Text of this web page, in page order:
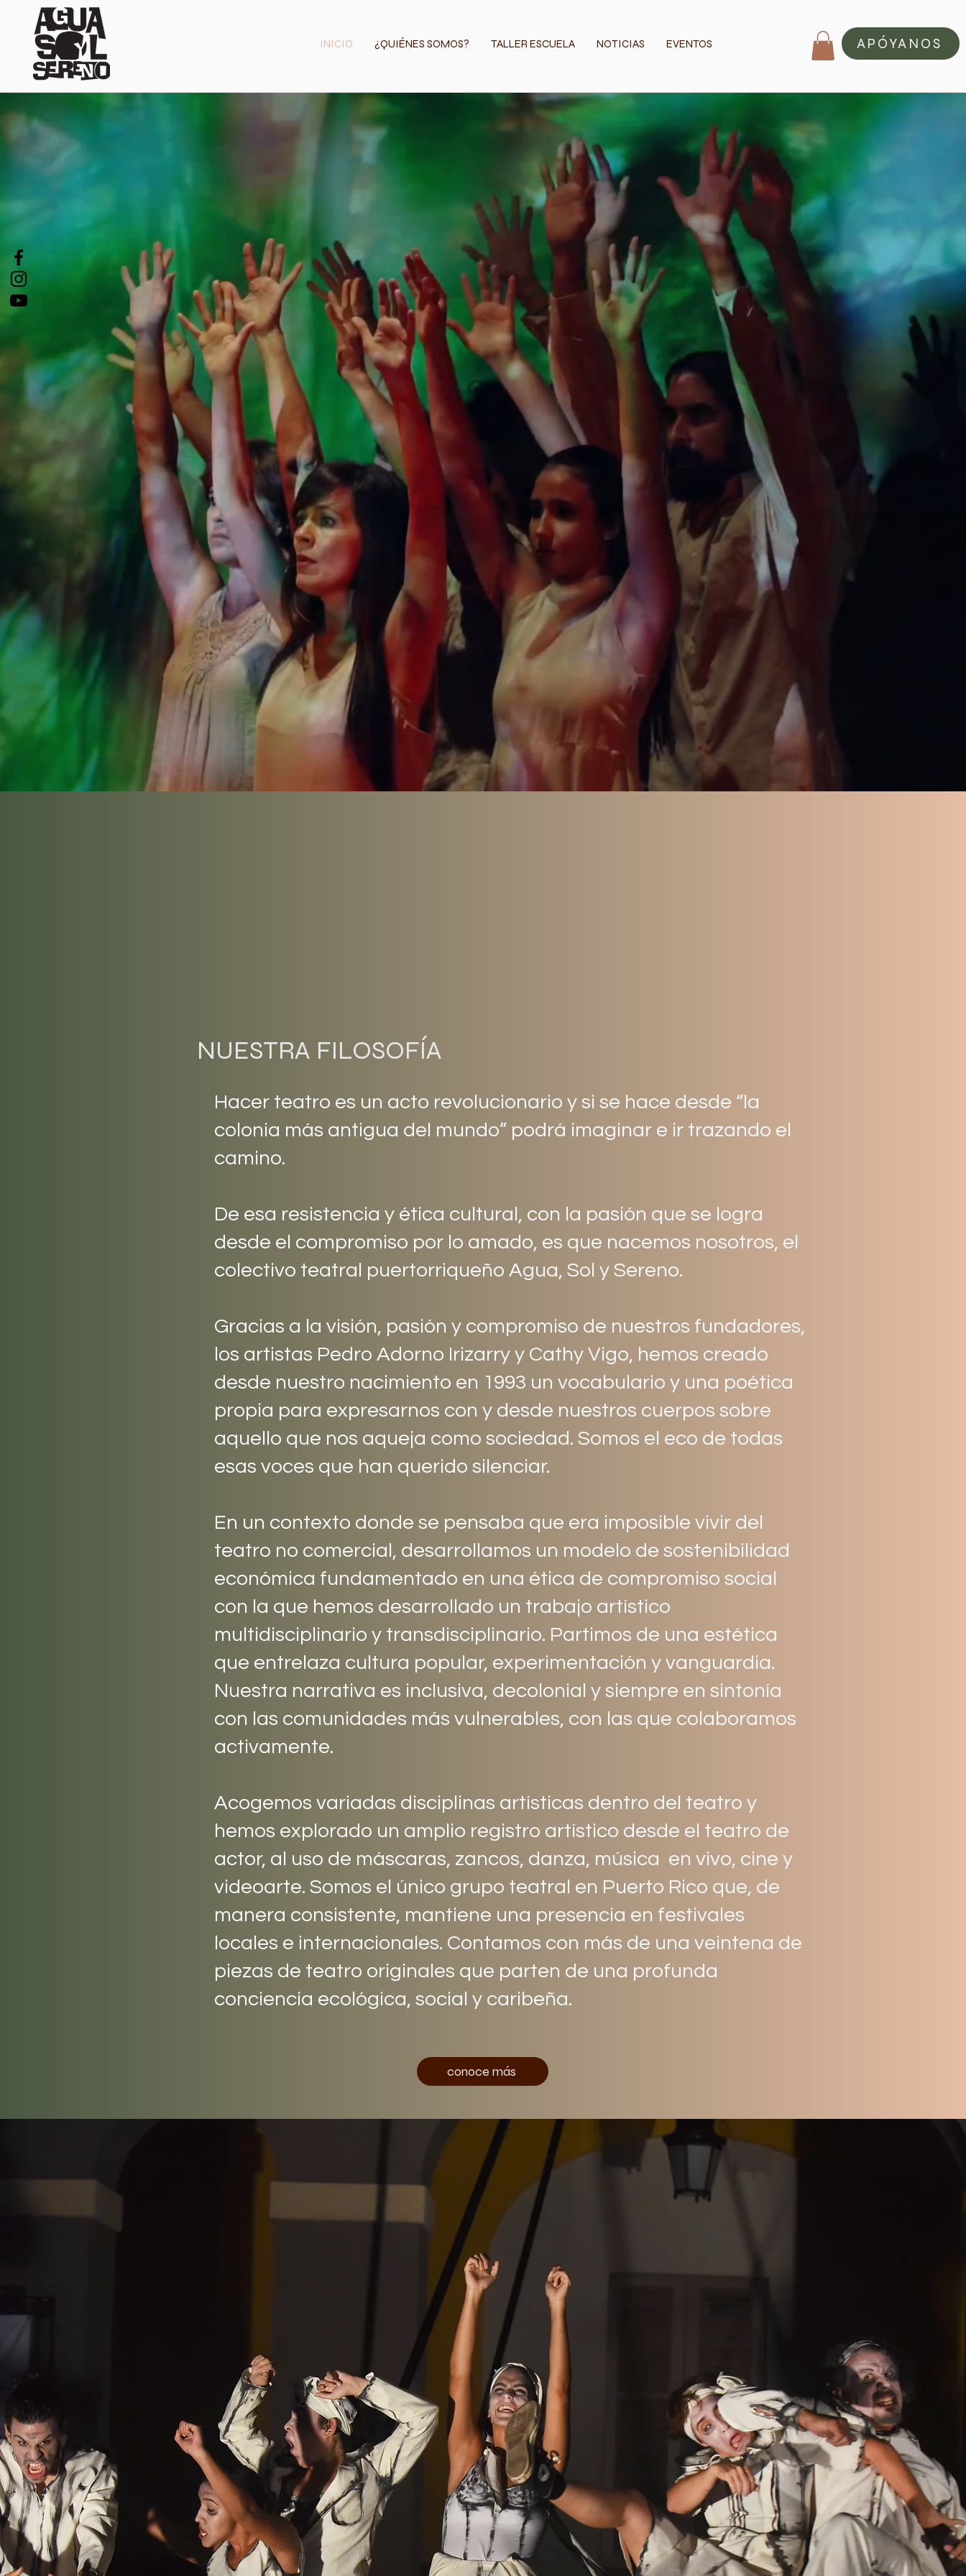
INICIO ¿QUIÉNES SOMOS? TALLER ESCUELA NOTICIAS EVENTOS APÓYANOS
NUESTRA FILOSOFÍA
Hacer teatro es un acto revolucionario y si se hace desde “la
colonia más antigua del mundo” podrá imaginar e ir trazando el
camino.
De esa resistencia y ética cultural, con la pasión que se logra
desde el compromiso por lo amado, es que nacemos nosotros, el
colectivo teatral puertorriqueño Agua, Sol y Sereno.
Gracias a la visión, pasión y compromiso de nuestros fundadores,
los artistas Pedro Adorno Irizarry y Cathy Vigo, hemos creado
desde nuestro nacimiento en 1993 un vocabulario y una poética
propia para expresarnos con y desde nuestros cuerpos sobre
aquello que nos aqueja como sociedad. Somos el eco de todas
esas voces que han querido silenciar.
En un contexto donde se pensaba que era imposible vivir del
teatro no comercial, desarrollamos un modelo de sostenibilidad
económica fundamentado en una ética de compromiso social
con la que hemos desarrollado un trabajo artístico
multidisciplinario y transdisciplinario. Partimos de una estética
que entrelaza cultura popular, experimentación y vanguardia.
Nuestra narrativa es inclusiva, decolonial y siempre en sintonía
con las comunidades más vulnerables, con las que colaboramos
activamente.
Acogemos variadas disciplinas artísticas dentro del teatro y
hemos explorado un amplio registro artístico desde el teatro de
actor, al uso de máscaras, zancos, danza, música en vivo, cine y
videoarte. Somos el único grupo teatral en Puerto Rico que, de
manera consistente, mantiene una presencia en festivales
locales e internacionales. Contamos con más de una veintena de
piezas de teatro originales que parten de una profunda
conciencia ecológica, social y caribeña.
conoce más